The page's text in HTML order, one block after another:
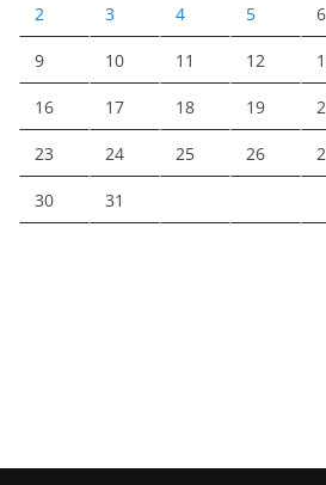
2 3 4 5 6
9 10 11 12
16 17 18 19
23 24 25 26
30 31